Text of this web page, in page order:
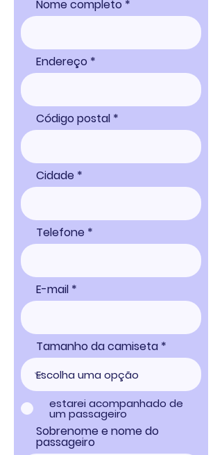
Nome completo
Endereço
Código postal
Cidade
Telefone
E-mail
Tamanho da camiseta
estarei acompanhado de
um passageiro
Sobrenome e nome do
passageiro